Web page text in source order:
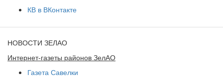
КВ в ВКонтакте
НОВОСТИ ЗЕЛАО
Интернет-газеты районов ЗелАО
Газета Савелки